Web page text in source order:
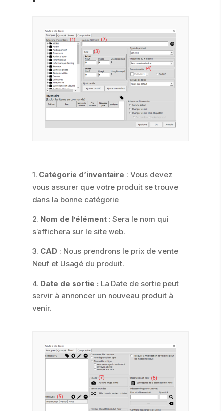
1. Catégorie d’inventaire : Vous devez
vous assurer que votre produit se trouve
dans la bonne catégorie
2. Nom de l’élément : Sera le nom qui
s’affichera sur le site web.
3. CAD : Nous prendrons le prix de vente
Neuf et Usagé du produit.
4. Date de sortie : La Date de sortie peut
servir à annoncer un nouveau produit à
venir.